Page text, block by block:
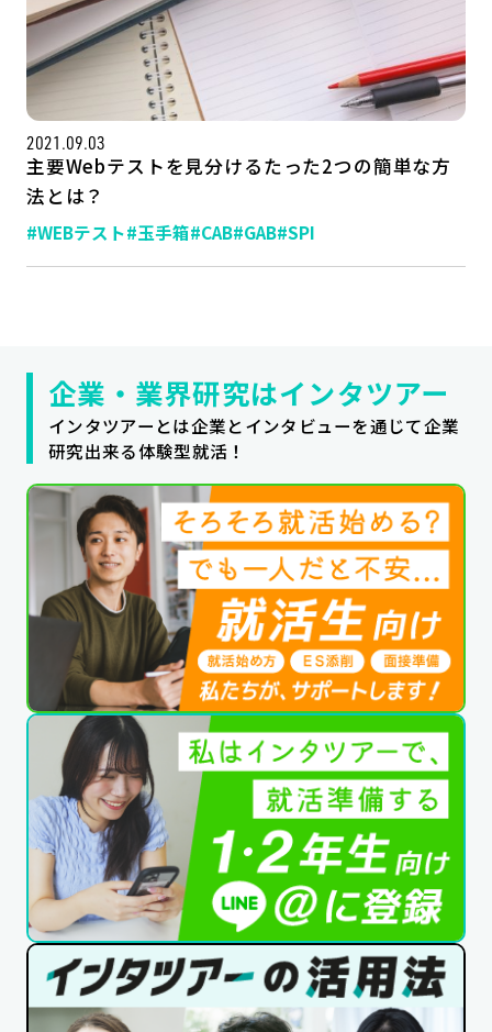
公式SNSはこちら
2021.09.03
主要Webテストを見分けるたった2つの簡単な方
法とは？
#WEBテスト#玉手箱#CAB#GAB#SPI
企業・業界研究はインタツアー
インタツアーとは企業とインタビューを通じて企業
研究出来る体験型就活！